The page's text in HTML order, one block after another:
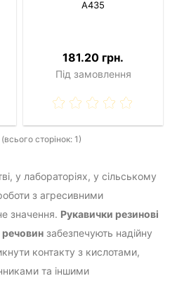
A435
181.20 грн.
Під замовлення
сторінок: 1)
у лабораторіях, у сільському
з агресивними
значення. Рукавички резинові
речовин забезпечують надійну
контакту з кислотами,
та іншими